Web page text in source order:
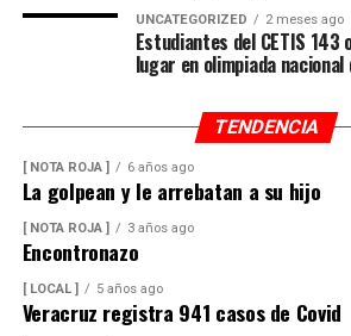
UNCATEGORIZED 2 meses ago
Estudiantes del CETIS 143
lugar en olimpiada
TENDENCIA
[ NOTA ROJA ] 6 años ago
La golpean y le arrebatan a su hijo
[ NOTA ROJA ] 3 años ago
Encontronazo
[ LOCAL ] 5 años ago
Veracruz registra 941 casos de Covid